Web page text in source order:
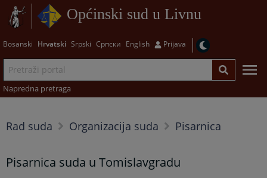
Općinski sud u Livnu
Bosanski Hrvatski Srpski Српски English Prijava
Napredna pretraga
Rad suda Organizacija suda Pisarnica
Pisarnica suda u Tomislavgradu